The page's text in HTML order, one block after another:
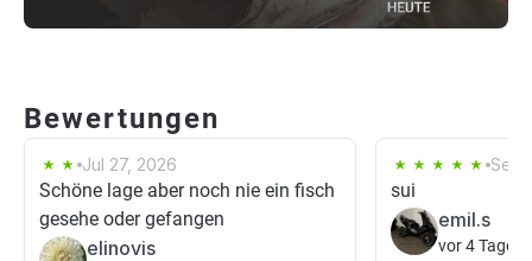
Bewertungen
Jul 27, 2026
Schöne lage aber noch nie ein fisch
gesehe oder gefangen
elinovis
Sep
sui
emil.s
vor 4 Tagen